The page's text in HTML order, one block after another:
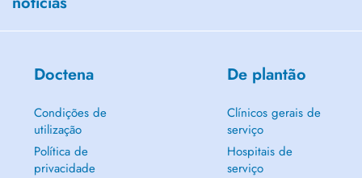
Doctena
Condições de
utilização
Política de
privacidade
De plantão
Clínicos gerais de
serviço
Hospitais de
serviço